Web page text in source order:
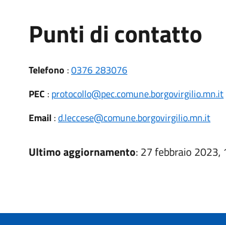
Punti di contatto
Telefono :0376 283076
PEC : protocollo@pec.comune.borgovirgilio.mn.it
Email:d.leccese@comune.borgovirgilio.mn.it
Ultimo aggiornamento: 27 febbraio 2023,